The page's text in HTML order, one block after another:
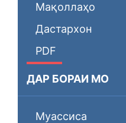
Мақоллаҳо
Дастархон
PDF
ДАР БОРАИ МО
Муассиса